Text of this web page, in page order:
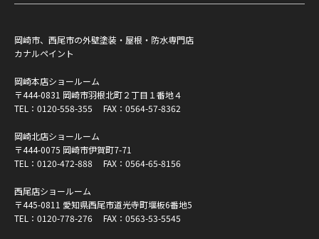
岡崎市、西尾市の外壁塗装・屋根・防水専門店
カナルペイント
岡崎本店ショールーム
〒444-0831 岡崎市羽根北町２丁目１番地４
TEL： 0120-558-355 FAX：0564-57-8362
岡崎北店ショールーム
〒444-0075 岡崎市伊賀町7-71
TEL： 0120-472-888 FAX：0564-65-8156
西尾店ショールーム
〒445-0811 愛知県西尾市道光寺町堰板6番地5
TEL： 0120-778-276 FAX：0563-53-5545